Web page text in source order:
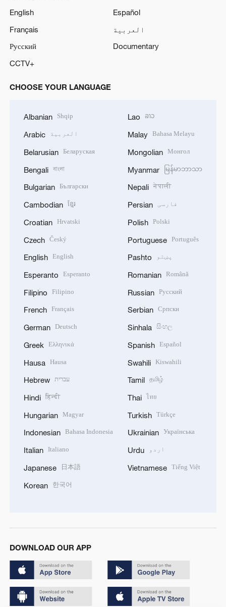
English
Español
Français
العربية
Русский
Documentary
CCTV+
CHOOSE YOUR LANGUAGE
Albanian Shqip
Arabic العربية
Belarusian Беларуская
Bengali বাংলা
Bulgarian Български
Cambodian ខ្មែរ
Croatian Hrvatski
Czech Český
English English
Esperanto Esperanto
Filipino Filipino
French Français
German Deutsch
Greek Ελληνικά
Hausa Hausa
Hebrew עברית
Hindi हिन्दी
Hungarian Magyar
Indonesian Bahasa Indonesia
Italian Italiano
Japanese 日本語
Korean 한국어
Lao ລາວ
Malay Bahasa Melayu
Mongolian Монгол
Myanmar မြန်မာဘာသာ
Nepali नेपाली
Persian فارسی
Polish Polski
Portuguese Português
Pashto پښتو
Romanian Română
Russian Русский
Serbian Српски
Sinhala සිංහල
Spanish Español
Swahili Kiswahili
Tamil தமிழ்
Thai ไทย
Turkish Türkçe
Ukrainian Українська
Urdu اردو
Vietnamese Tiếng Việt
DOWNLOAD OUR APP